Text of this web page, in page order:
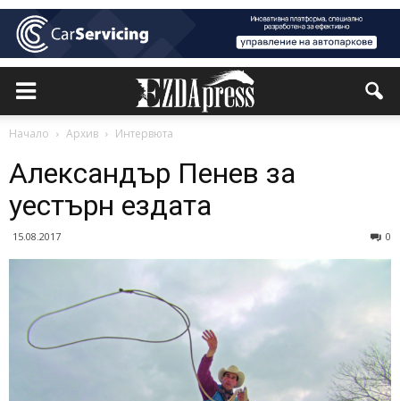
Начало Архив Интервюта
Александър Пенев за
уестърн ездата
15.08.2017 0